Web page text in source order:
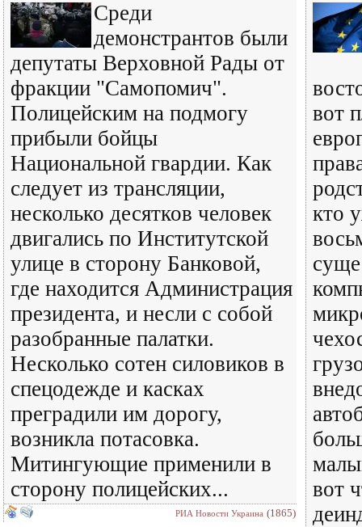
Среди
демонстрантов были
депутаты Верховной Рады от
фракции "Самопомич".
Полицейским на подмогу
прибыли бойцы
Национальной гвардии. Как
следует из трансляции,
несколько десятков человек
двигались по Институтской
улице в сторону Банковой,
где находится Администрация
президента, и несли с собой
разобранные палатки.
Несколько сотен силовиков в
спецодежде и касках
преградили им дорогу,
возникла потасовка.
Митингующие применили в
сторону полицейских...
РИА Новости Украина (1865)
вот
кто
вот